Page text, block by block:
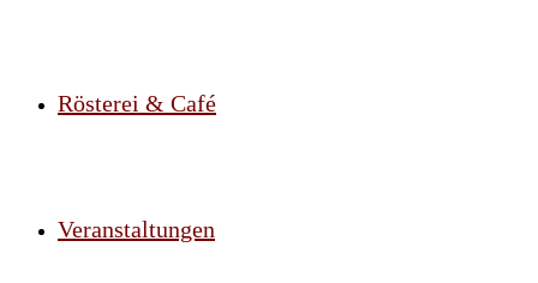
Rösterei & Café
Veranstaltungen